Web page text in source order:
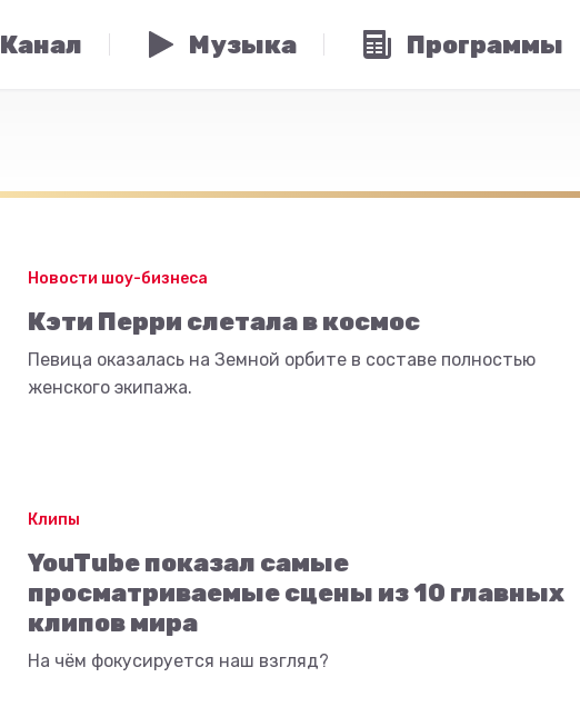
Канал Музыка Программы
Новости шоу-бизнеса
Кэти Перри слетала в космос
Певица оказалась на Земной орбите в составе полностью
женского экипажа.
Клипы
YouTube показал самые
просматриваемые сцены из 10 главных
клипов мира
На чём фокусируется наш взгляд?